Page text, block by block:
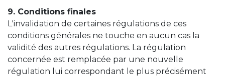
9. Conditions finales
L'invalidation de certaines régulations de ces
conditions générales ne touche en aucun cas la
validité des autres régulations. La régulation
concernée est remplacée par une nouvelle
régulation lui correspondant le plus précisément